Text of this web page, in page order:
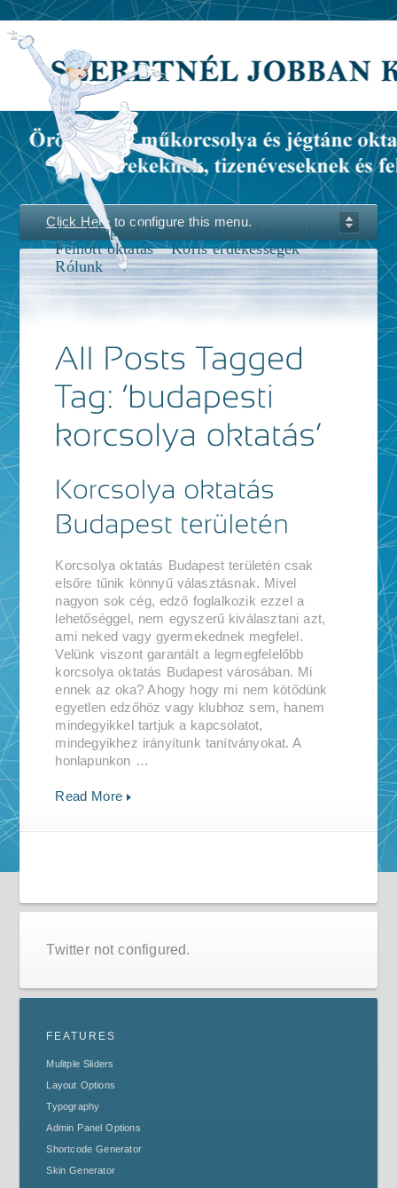
Kezdőlap Gyerek oktatás
Junior oktatás
Felnőtt oktatás
Koris érdekességek
Rólunk
Click Here to configure this menu.
Korcsolya oktatás Budapest területén csak
elsőre tűnik könnyű választásnak. Mivel
nagyon sok cég, edző foglalkozik ezzel a
lehetőséggel, nem egyszerű kiválasztani azt,
ami neked vagy gyermekednek megfelel.
Velünk viszont garantált a legmegfelelőbb
korcsolya oktatás Budapest városában. Mi
ennek az oka? Ahogy hogy mi nem kötődünk
egyetlen edzőhöz vagy klubhoz sem, hanem
mindegyikkel tartjuk a kapcsolatot,
mindegyikhez irányítunk tanítványokat. A
honlapunkon …
Read More
Twitter not configured.
FEATURES
Mulitple Sliders
Layout Options
Typography
Admin Panel Options
Shortcode Generator
Skin Generator